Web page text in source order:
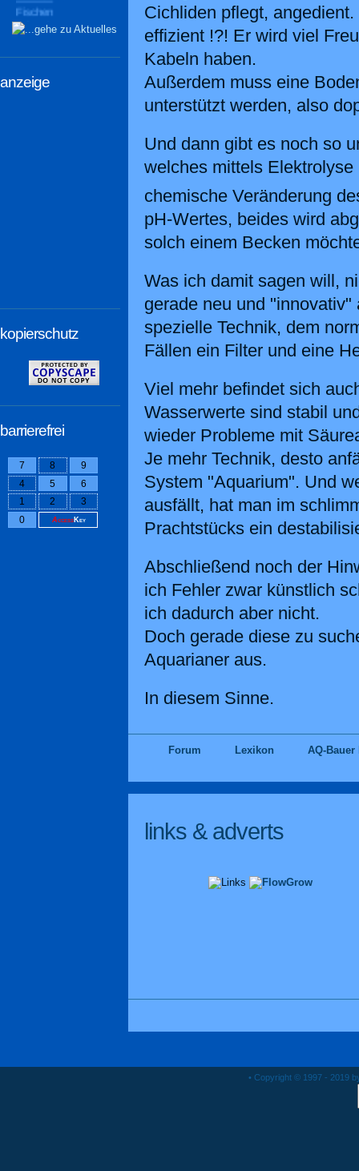
Fischen
geben interessante
Einblicke
anzeige
kopierschutz
barrierefrei
7 8
9
4
5
6
1
2
3
0
AccessKey
Cichliden pflegt,
effizient !?! Er wird viel
Kabeln haben.
Außerdem muss eine
unterstützt werden, also
Und dann gibt es noch so
welches mittels Elektrolyse
chemische Veränderung
pH-Wertes, beides wird
solch einem Becken
Was ich damit sagen will,
gerade neu und
spezielle Technik, dem
Fällen ein Filter und eine
Viel mehr befindet sich
Wasserwerte sind stabil
wieder Probleme mit
Je mehr Technik, desto
System "Aquarium". Und
ausfällt, hat man im
Prachtstücks ein
Abschließend noch der
ich Fehler zwar künstlich
ich dadurch aber nicht.
Doch gerade diese zu
Aquarianer aus.
In diesem Sinne.
Forum Lexikon AQ-Bauer
links & adverts
• Copyright © 1997 - 2019